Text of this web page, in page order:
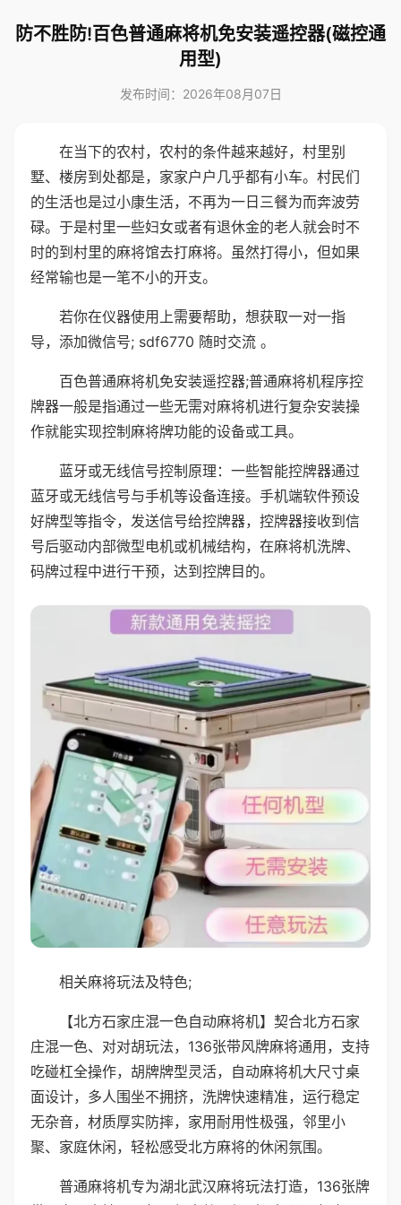
防不胜防!百色普通麻将机免安装遥控器(磁控通
用型)
发布时间：2026年08月07日
在当下的农村，农村的条件越来越好，村里别
墅、楼房到处都是，家家户户几乎都有小车。村民们
的生活也是过小康生活，不再为一日三餐为而奔波劳
碌。于是村里一些妇女或者有退休金的老人就会时不
时的到村里的麻将馆去打麻将。虽然打得小，但如果
经常输也是一笔不小的开支。
若你在仪器使用上需要帮助，想获取一对一指
导，添加微信号; sdf6770 随时交流 。
百色普通麻将机免安装遥控器;普通麻将机程序控
牌器一般是指通过一些无需对麻将机进行复杂安装操
作就能实现控制麻将牌功能的设备或工具。
蓝牙或无线信号控制原理：一些智能控牌器通过
蓝牙或无线信号与手机等设备连接。手机端软件预设
好牌型等指令，发送信号给控牌器，控牌器接收到信
号后驱动内部微型电机或机械结构，在麻将机洗牌、
码牌过程中进行干预，达到控牌目的。
相关麻将玩法及特色;
【北方石家庄混一色自动麻将机】契合北方石家
庄混一色、对对胡玩法，136张带风牌麻将通用，支持
吃碰杠全操作，胡牌牌型灵活，自动麻将机大尺寸桌
面设计，多人围坐不拥挤，洗牌快速精准，运行稳定
无杂音，材质厚实防摔，家用耐用性极强，邻里小
聚、家庭休闲，轻松感受北方麻将的休闲氛围。
普通麻将机专为湖北武汉麻将玩法打造，136张牌